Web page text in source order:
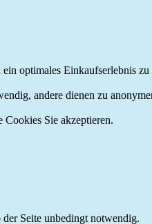
optimales Einkaufserlebnis zu
andere dienen zu
Cookies Sie akzeptieren.
Seite unbedingt notwendig.